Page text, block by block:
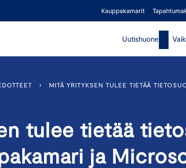
Kauppakamarit
Uutishuone
›
MITÄ YRITYKSEN TULEE TIETÄÄ
tulee tietää
ja